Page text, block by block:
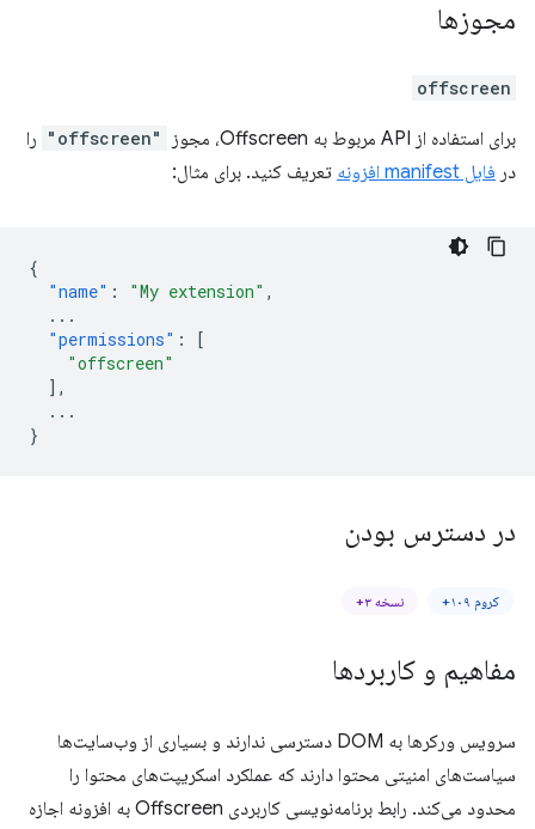
مجوزها
offscreen
برای استفاده از API مربوط به Offscreen، مجوز "offscreen"
را
در فایل manifest افزونه تعریف کنید. برای مثال:
{
"name" : "My extension" ,
...
"permissions" :
[
"offscreen"
],
...
}
در دسترس بودن
کروم ۱۰۹+ نسخه ۳+
مفاهیم و کاربردها
سرویس ورکرها به DOM دسترسی ندارند و بسیاری از وب‌سایت‌ها
سیاست‌های امنیتی محتوا دارند که عملکرد اسکریپت‌های محتوا را
محدود می‌کند. رابط برنامه‌نویسی کاربردی Offscreen به افزونه اجازه